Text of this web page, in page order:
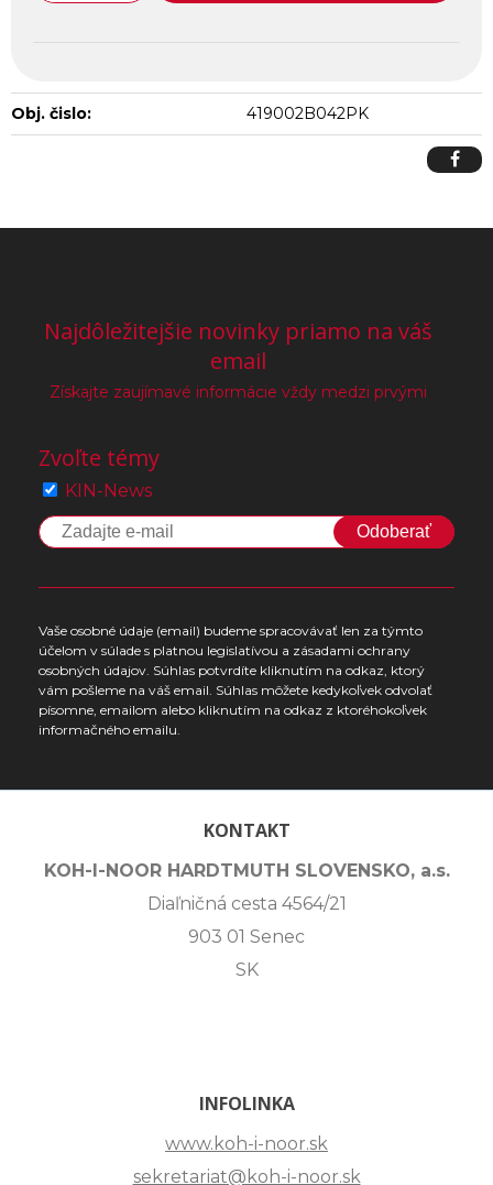
Obj. čislo: 419002B042PK
Najdôležitejšie novinky priamo na váš
email
Získajte zaujímavé informácie vždy medzi prvými
Zvoľte témy
KIN-News
Odoberať
Vaše osobné údaje (email) budeme spracovávať len za týmto
účelom v súlade s platnou legislatívou a zásadami ochrany
osobných údajov. Súhlas potvrdíte kliknutím na odkaz, ktorý
vám pošleme na váš email. Súhlas môžete kedykoľvek odvolať
písomne, emailom alebo kliknutím na odkaz z ktoréhokoľvek
informačného emailu.
KONTAKT
KOH-I-NOOR HARDTMUTH SLOVENSKO, a.s.
Diaľničná cesta 4564/21
903 01 Senec
SK
INFOLINKA
www.koh-i-noor.sk
sekretariat@koh-i-noor.sk